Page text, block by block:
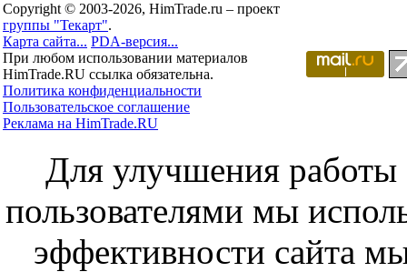
Copyright © 2003-2026, HimTrade.ru – проект
группы "Текарт".
Карта сайта... PDA-версия...
При любом использовании материалов
HimTrade.RU ссылка обязательна.
Политика конфиденциальности
Пользовательское соглашение
Реклама на HimTrade.RU
Для улучшения работы
пользователями мы
эффективности сайта